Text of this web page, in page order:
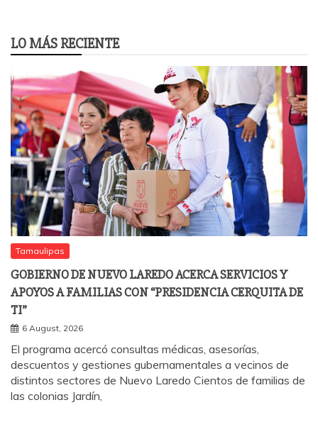
LO MÁS RECIENTE
Tamaulipas
GOBIERNO DE NUEVO LAREDO ACERCA SERVICIOS Y
APOYOS A FAMILIAS CON “PRESIDENCIA CERQUITA DE
TI”
6 August, 2026
El programa acercó consultas médicas, asesorías,
descuentos y gestiones gubernamentales a vecinos de
distintos sectores de Nuevo Laredo Cientos de familias de
las colonias Jardín,